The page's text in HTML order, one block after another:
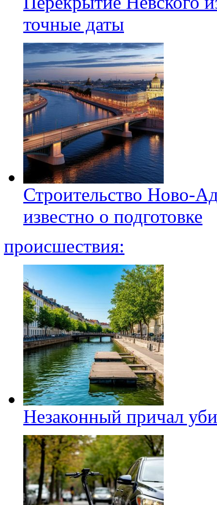
точные даты
Строительство Ново-
известно о подготовке
происшествия:
Незаконный причал